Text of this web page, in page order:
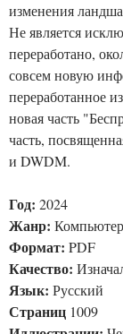
изменения
Не является
переработано,
совсем новую
переработанное
новая часть
часть,
и DWDM.
Год: 2024
Жанр:
Формат: PDF
Качество:
Язык: Русский
Страниц 1009